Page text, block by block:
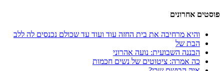
פוסטים אחרונים
והיא מרחיבה את בית החזה עוד ועוד עד שכולם נכנסים לה ללב
הבת של
הבננה השבועית: נועה אהרוני
כה אמרה: ציטוטים של נשים חכמות